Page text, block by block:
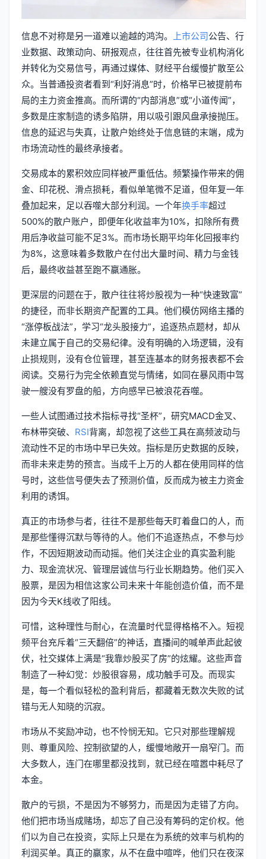
信息不对称是另一道难以逾越的鸿沟。 上市公司公告、行
业数据、政策动向、研报观点，往往首先被专业机构消化
并转化为交易信号，再通过媒体、财经平台缓慢扩散至公
众。当普通投资者看到“利好消息”时，价格早已被提前布
局的主力资金推高。而所谓的“内部消息”或“小道传闻”，
多数是庄家制造的诱多陷阱，用以吸引跟风盘承接抛压。
信息的延迟与失真，让散户始终处于信息链的末端，成为
市场流动性的最终承接者。
交易成本的累积效应同样被严重低估。频繁操作带来的佣
金、印花税、滑点损耗，看似单笔微不足道，但年复一年
叠加起来，足以吞噬大部分利润。一个年换手率超过
500%的散户账户，即便年化收益率为10%，扣除所有费
用后净收益可能不足3%。而市场长期平均年化回报率约
为8%，这意味着多数散户在付出大量时间、精力与金钱
后，最终收益甚至跑不赢通胀。
更深层的问题在于，散户往往将炒股视为一种“快速致富”
的捷径，而非长期资产配置的工具。他们模仿网络主播的
“涨停板战法”，学习“龙头股接力”，追逐热点题材，却从
未建立属于自己的交易纪律。没有明确的入场逻辑，没有
止损规则，没有仓位管理，甚至连基本的财务报表都不会
阅读。交易行为完全依赖直觉与情绪，如同在暴风雨中驾
驶一艘没有罗盘的船，方向感早已被浪花吞噬。
一些人试图通过技术指标寻找“圣杯”，研究MACD金叉、
布林带突破、 RSI背离，却忽视了这些工具在高频波动与
流动性不足的市场中早已失效。指标是历史数据的反映，
而非未来走势的预言。当成千上万的人都在使用同样的信
号时，这些信号便失去了预测价值，反而成为被主力资金
利用的诱饵。
真正的市场参与者，往往不是那些每天盯着盘口的人，而
是那些懂得沉默与等待的人。他们不追逐热点，不参与炒
作，不因短期波动而动摇。他们关注企业的真实盈利能
力、现金流状况、管理层诚信与行业长期趋势。他们买入
股票，是因为相信这家公司未来十年能创造价值，而不是
因为今天K线收了阳线。
可惜，这种理性与耐心，在流量时代显得格格不入。短视
频平台充斥着“三天翻倍”的神话，直播间的喊单声此起彼
伏，社交媒体上满是“我靠炒股买了房”的炫耀。这些声音
制造了一种幻觉：炒股很容易，成功触手可及。而现实
是，每一个看似轻松的盈利背后，都藏着无数次失败的试
错与无人知晓的沉寂。
市场从不奖励冲动，也不怜悯无知。它只对那些理解规
则、尊重风险、控制欲望的人，缓慢地敞开一扇窄门。而
大多数人，连门在哪里都没找到，就已经在喧嚣中耗尽了
本金。
散户的亏损，不是因为不够努力，而是因为走错了方向。
他们把市场当成赌场，却忘了自己没有筹码的定价权。他
们以为自己在投资，实际上只是在为系统的效率与机构的
利润买单。真正的赢家，从不在盘中喧哗，他们只在夜深